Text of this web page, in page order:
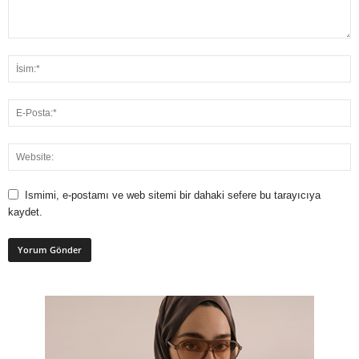
Ismimi, e-postamı ve web sitemi bir dahaki sefere bu tarayıcıya
kaydet.